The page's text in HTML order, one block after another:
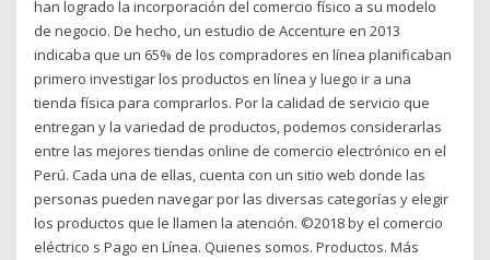
han logrado la incorporación del comercio físico a su modelo
de negocio. De hecho, un estudio de Accenture en 2013
indicaba que un 65% de los compradores en línea planificaban
primero investigar los productos en línea y luego ir a una
tienda física para comprarlos. Por la calidad de servicio que
entregan y la variedad de productos, podemos considerarlas
entre las mejores tiendas online de comercio electrónico en el
Perú. Cada una de ellas, cuenta con un sitio web donde las
personas pueden navegar por las diversas categorías y elegir
los productos que le llamen la atención. ©2018 by el comercio
eléctrico s Pago en Línea. Quienes somos. Productos. Más